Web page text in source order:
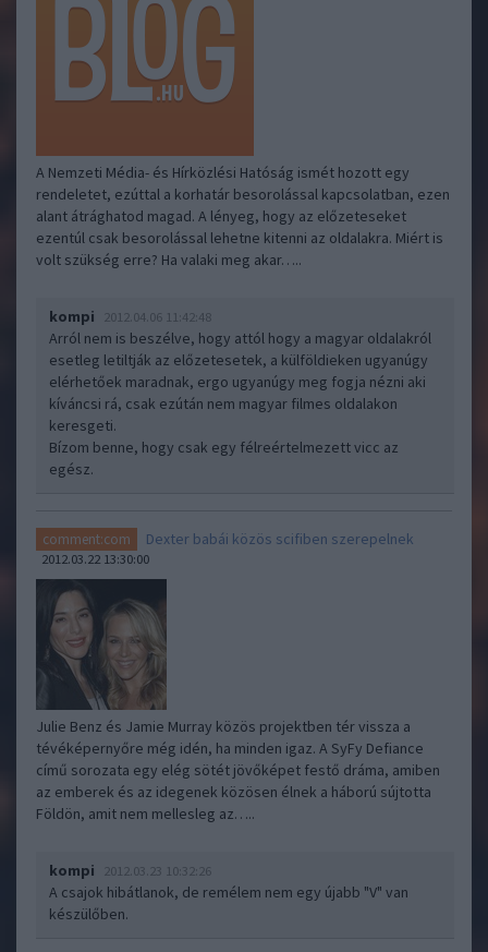
A Nemzeti Média- és Hírközlési Hatóság ismét hozott egy
rendeletet, ezúttal a korhatár besorolással kapcsolatban, ezen
alant átrághatod magad. A lényeg, hogy az előzeteseket
ezentúl csak besorolással lehetne kitenni az oldalakra. Miért is
volt szükség erre? Ha valaki meg akar…..
kompi 2012.04.06 11:42:48
Arról nem is beszélve, hogy attól hogy a magyar oldalakról
esetleg letiltják az előzetesetek, a külföldieken ugyanúgy
elérhetőek maradnak, ergo ugyanúgy meg fogja nézni aki
kíváncsi rá, csak ezútán nem magyar filmes oldalakon
keresgeti.
Bízom benne, hogy csak egy félreértelmezett vicc az
egész.
comment:com Dexter babái közös scifiben szerepelnek
2012.03.22 13:30:00
Julie Benz és Jamie Murray közös projektben tér vissza a
tévéképernyőre még idén, ha minden igaz. A SyFy Defiance
című sorozata egy elég sötét jövőképet festő dráma, amiben
az emberek és az idegenek közösen élnek a háború sújtotta
Földön, amit nem mellesleg az…..
kompi 2012.03.23 10:32:26
A csajok hibátlanok, de remélem nem egy újabb "V" van
készülőben.